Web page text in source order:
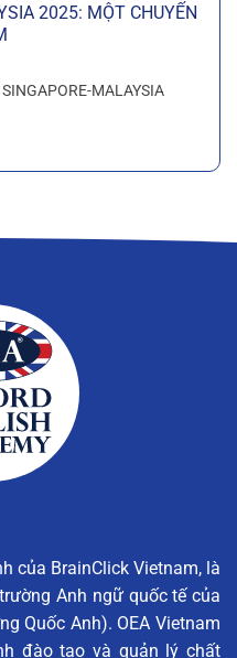
2025: MỘT CHUYẾN
MALAYSIA
của BrainClick Vietnam, là
Anh ngữ quốc tế của
Quốc Anh). OEA Vietnam
đào tạo và quản lý chất